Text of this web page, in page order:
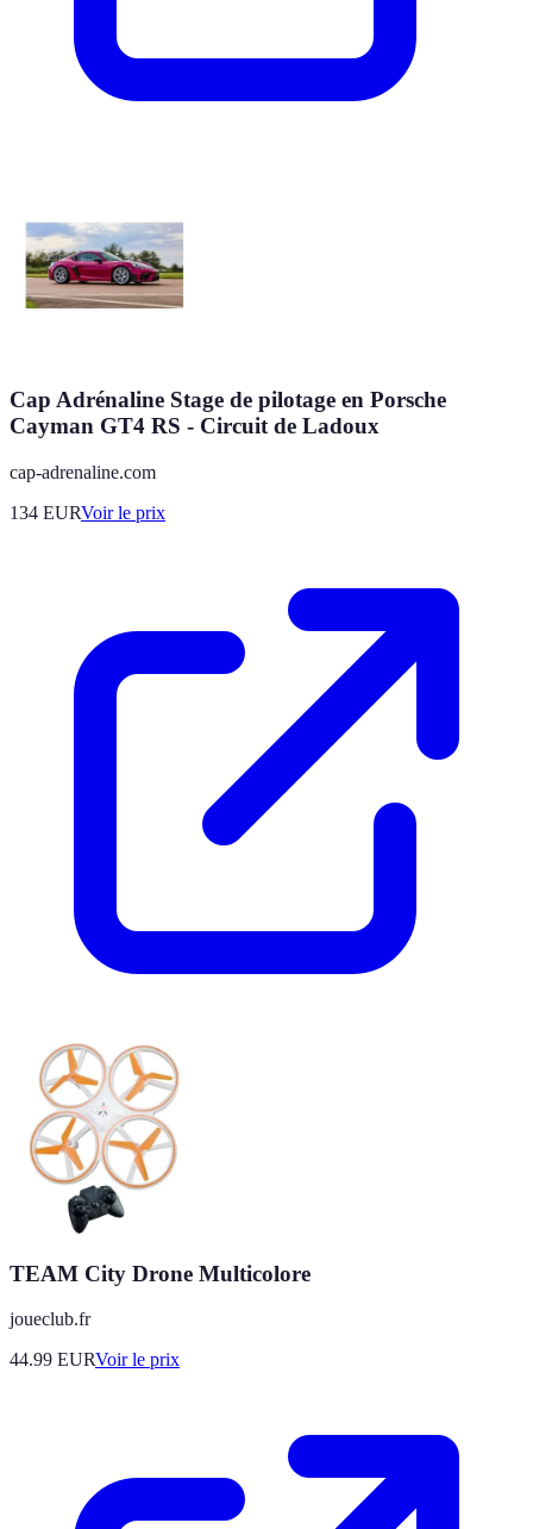
Cap Adrénaline Stage de pilotage en Porsche
Cayman GT4 RS - Circuit de Ladoux
cap-adrenaline.com
134 EURVoir le prix
TEAM City Drone Multicolore
joueclub.fr
44.99 EURVoir le prix